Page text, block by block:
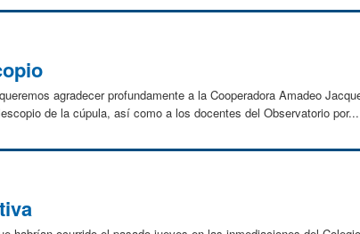
agradecer profundamente a la Cooperadora Amadeo
de la cúpula, así como a los docentes del Observatorio por...